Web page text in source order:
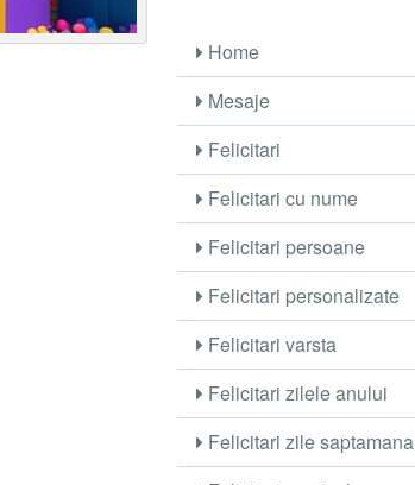
Home
Mesaje
Felicitari
Felicitari cu nume
Felicitari persoane
Felicitari personalizate
Felicitari varsta
Felicitari zilele anului
Felicitari zile saptamana